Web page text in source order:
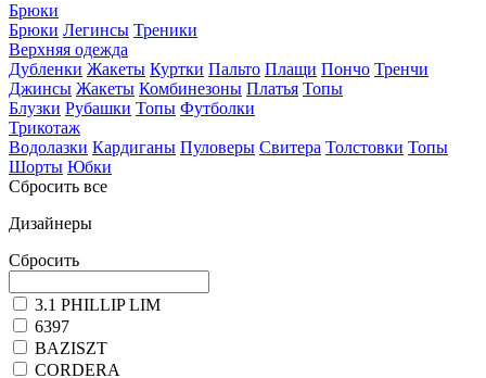
Брюки
Брюки Легинсы Треники
Верхняя одежда
Дубленки Жакеты Куртки Пальто Плащи Пончо Тренчи
Джинсы Жакеты Комбинезоны Платья Топы
Блузки Рубашки Топы Футболки
Трикотаж
Водолазки Кардиганы Пуловеры Свитера Толстовки Топы
Шорты Юбки
Сбросить все
Дизайнеры
Сбросить
3.1 PHILLIP LIM
6397
BAZISZT
CORDERA